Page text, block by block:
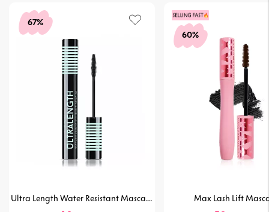
67%
Ultra Length Water Resistant Mascara
60%
Max Lash Lift